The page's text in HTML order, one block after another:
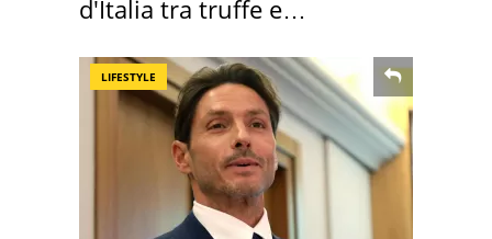
d'Italia tra truffe e
LIFESTYLE